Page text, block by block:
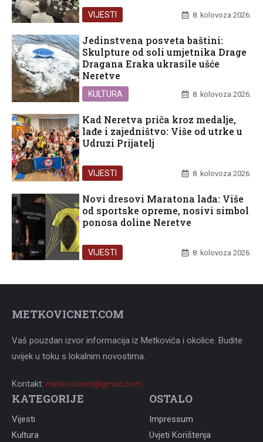
VIJESTI 8. kolovoza 2026.
Jedinstvena posveta baštini:
Skulpture od soli umjetnika Drage
Dragana Eraka ukrasile ušće
Neretve
KULTURA 8. kolovoza 2026.
Kad Neretva priča kroz medalje,
lađe i zajedništvo: Više od utrke u
Udruzi Prijatelj
VIJESTI 8. kolovoza 2026.
Novi dresovi Maratona lađa: Više
od sportske opreme, nosivi simbol
ponosa doline Neretve
VIJESTI 8. kolovoza 2026.
METKOVICNET.COM
Vaš pouzdan izvor informacija iz Metkovića i okolice. Budite
uvijek u toku s lokalnim novostima.
Kontakt: metkovicnet@gmail.com
KATEGORIJE
Vijesti
Kultura
OSTALO
Impressum
Uvjeti Korištenja